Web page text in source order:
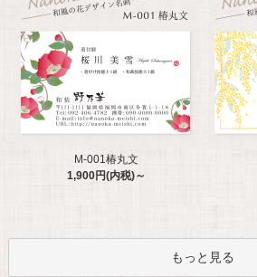
M-001椿丸文
1,900円(内税)～
もっと見る